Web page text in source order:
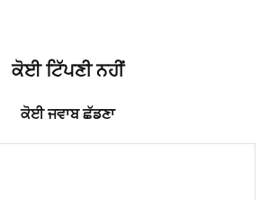
ਕੋਈ ਟਿੱਪਣੀ ਨਹੀਂ
ਕੋਈ ਜਵਾਬ ਛੱਡਣਾ